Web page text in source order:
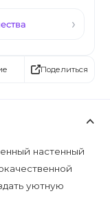
Поделиться
настенный
уютную